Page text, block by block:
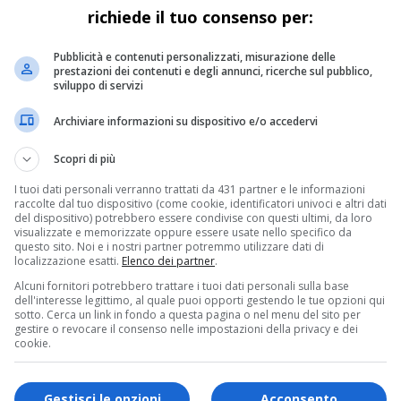
è stato lui a trionfare nella
diSanremo 2020. Il figlio e nipote d’arte, ex
Tecla Insoliacon la sua8 marzoche ha avuto la
Gassmann ha poi vinto con il
stampa e televoto.
Il messaggio di papà Alessandro:
che su Twitter ha postato le seguenti parole:
. Per poi lasciarsi andare ed esultare con “Daje
Gassmann
di Piombino ha vinto la prima edizione di Sanremo
Festival di Sanremo. Si è presentata con un brano
richiede il tuo consenso per:
Pubblicità e contenuti personalizzati, misurazione delle
prestazioni dei contenuti e degli annunci, ricerche sul pubblico,
sviluppo di servizi
Archiviare informazioni su dispositivo e/o accedervi
Scopri di più
I tuoi dati personali verranno trattati da 431 partner e le informazioni
raccolte dal tuo dispositivo (come cookie, identificatori univoci e altri dati
del dispositivo) potrebbero essere condivise con questi ultimi, da loro
visualizzate e memorizzate oppure essere usate nello specifico da
questo sito. Noi e i nostri partner potremmo utilizzare dati di
localizzazione esatti. Elenco dei partner.
Alcuni fornitori potrebbero trattare i tuoi dati personali sulla base
dell'interesse legittimo, al quale puoi opporti gestendo le tue opzioni qui
sotto. Cerca un link in fondo a questa pagina o nel menu del sito per
gestire o revocare il consenso nelle impostazioni della privacy e dei
cookie.